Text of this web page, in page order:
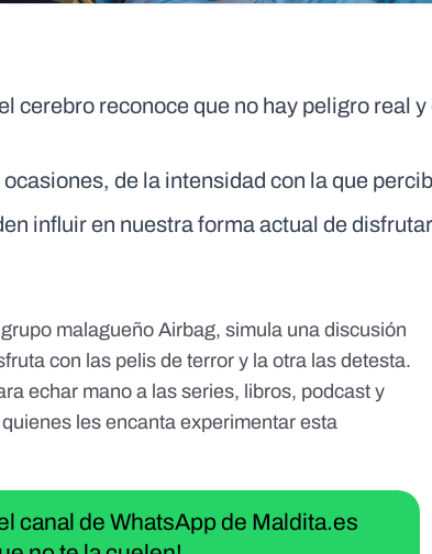
cerebro reconoce que no hay peligro real
de la intensidad con la que
influir en nuestra forma actual de
malagueño Airbag, simula una discusión
con las pelis de terror y la otra las detesta.
echar mano a las series, libros, podcast y
les encanta experimentar esta
canal de WhatsApp de Maldita.es